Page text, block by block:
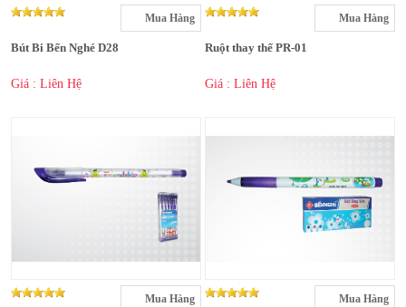
Mua Hàng
Bút Bi Bến Nghé D28
Giá : Liên Hệ
Mua Hàng
Ruột thay thế PR-01
Giá : Liên Hệ
Mua Hàng Mua Hàng